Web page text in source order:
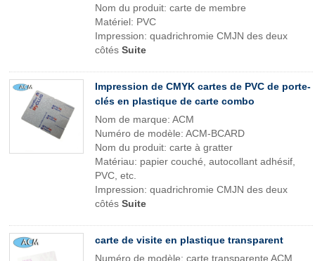
Nom du produit: carte de membre
Matériel: PVC
Impression: quadrichromie CMJN des deux
côtés Suite
Impression de CMYK cartes de PVC de porte-
clés en plastique de carte combo
Nom de marque: ACM
Numéro de modèle: ACM-BCARD
Nom du produit: carte à gratter
Matériau: papier couché, autocollant adhésif,
PVC, etc.
Impression: quadrichromie CMJN des deux
côtés Suite
carte de visite en plastique transparent
Numéro de modèle: carte transparente ACM